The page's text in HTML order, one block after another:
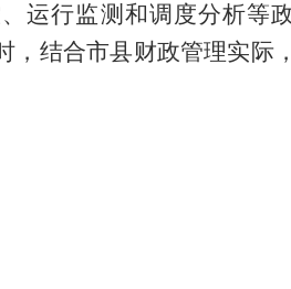
运行监测和调度分析等
，结合市县财政管理实际